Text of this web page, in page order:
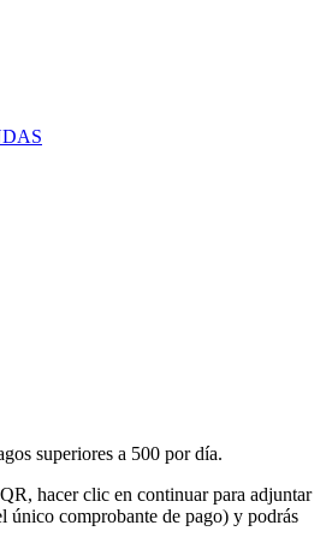
superiores a 500 por día.
hacer clic en continuar para adjuntar
único comprobante de pago) y podrás